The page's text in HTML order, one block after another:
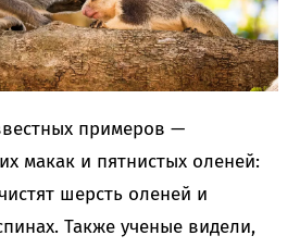
примеров —
макак и пятнистых оленей:
шерсть оленей и
Также ученые видели,